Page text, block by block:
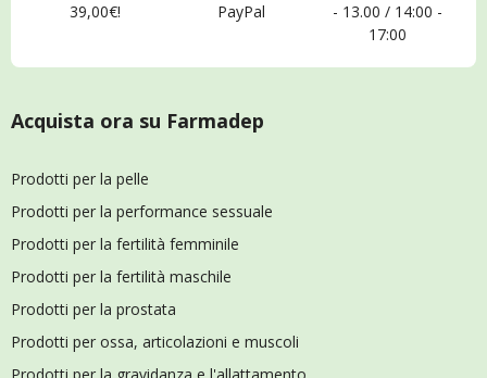
39,00€!
PayPal
- 13.00 / 14:00 -
17:00
Acquista ora su Farmadep
Prodotti per la pelle
Prodotti per la performance sessuale
Prodotti per la fertilità femminile
Prodotti per la fertilità maschile
Prodotti per la prostata
Prodotti per ossa, articolazioni e muscoli